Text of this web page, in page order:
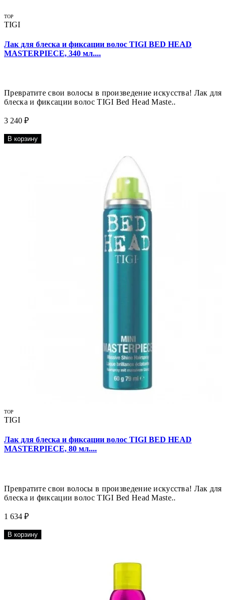
TOP
TIGI
Лак для блеска и фиксации волос TIGI BED HEAD
MASTERPIECE, 340 мл....
Превратите свои волосы в произведение искусства! Лак для
блеска и фиксации волос TIGI Bed Head Maste..
3 240 ₽
В корзину
TOP
TIGI
Лак для блеска и фиксации волос TIGI BED HEAD
MASTERPIECE, 80 мл....
Превратите свои волосы в произведение искусства! Лак для
блеска и фиксации волос TIGI Bed Head Maste..
1 634 ₽
В корзину